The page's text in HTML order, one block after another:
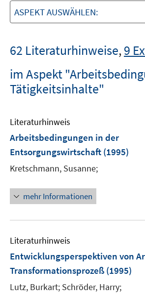
ASPEKT AUSWÄHLEN:
62 Literaturhinweise,9
im Aspekt
Tätigkeitsinhalte"
Literaturhinweis
Arbeitsbedingungen in der
Entsorgungswirtschaft (1995)
Kretschmann, Susanne;
mehr Informationen
Literaturhinweis
Entwicklungsperspektiven von
Transformationsprozeß (1995)
Lutz, Burkart; Schröder, Harry;